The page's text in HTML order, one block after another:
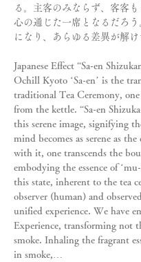
る。主客のみならず、客客
心の通じた一席となるだろ
になり、あらゆる差異が解け
Japanese Effect “Sa-en
Ochill Kyoto ‘Sa-en’ is the
traditional Tea Ceremony,
from the kettle. “Sa-en
this serene image, signifying
mind becomes as serene as
with it, one transcends the
embodying the essence of
this state, inherent to the tea
observer (human) and
unified experience. We have
Experience, transforming not
smoke. Inhaling the fragrant
in smoke,…